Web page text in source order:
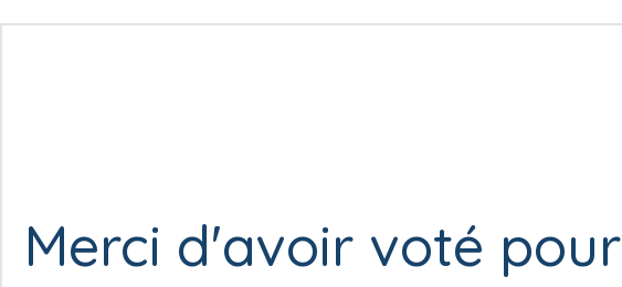
Merci d'avoir voté pour